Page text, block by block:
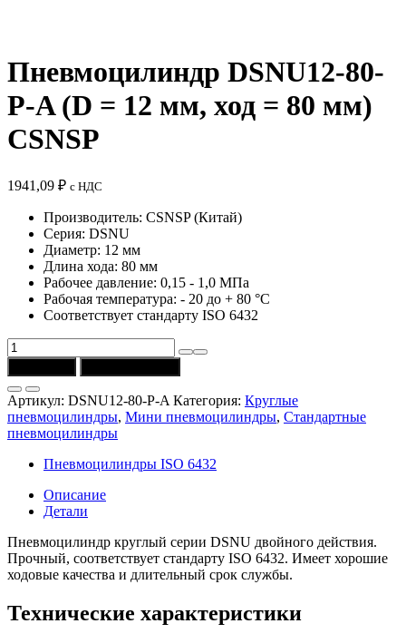
Пневмоцилиндр DSNU12-80-
P-A (D = 12 мм, ход = 80 мм)
CSNSP
1941,09 ₽ с НДС
Производитель: CSNSP (Китай)
Серия: DSNU
Диаметр: 12 мм
Длина хода: 80 мм
Рабочее давление: 0,15 - 1,0 МПа
Рабочая температура: - 20 до + 80 °C
Соответствует стандарту ISO 6432
Количество
товара
Пневмоцилиндр
DSNU12-
80-
P-
A
=
80
мм)
Артикул: DSNU12-80-P-A Категория: Круглые
пневмоцилиндры, Мини пневмоцилиндры, Стандартные
пневмоцилиндры
Пневмоцилиндры ISO 6432
Описание
Детали
Пневмоцилиндр круглый серии DSNU двойного действия.
Прочный, соответствует стандарту ISO 6432. Имеет хорошие
ходовые качества и длительный срок службы.
Технические характеристики